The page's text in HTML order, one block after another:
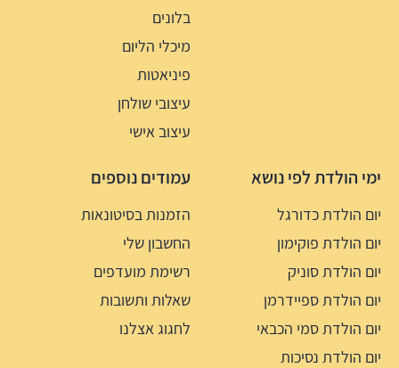
בלונים
מיכלי הליום
פיניאטות
עיצובי שולחן
עיצוב אישי
ימי הולדת לפי נושא
יום הולדת כדורגל
יום הולדת פוקימון
יום הולדת סוניק
יום הולדת ספיידרמן
יום הולדת סמי הכבאי
יום הולדת נסיכות
עמודים נוספים
הזמנות בסיטונאות
החשבון שלי
רשימת מועדפים
שאלות ותשובות
לחגוג אצלנו